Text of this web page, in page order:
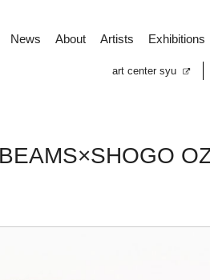
News About Artists Exhibitions
art center syu
News
BEAMS×SHOGO